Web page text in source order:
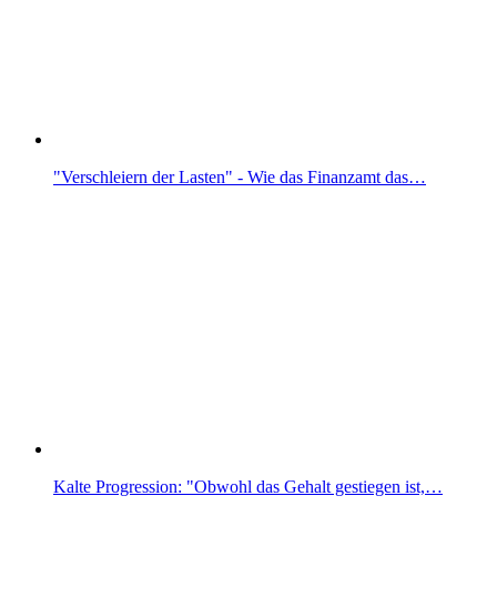
"Verschleiern der Lasten" - Wie das Finanzamt das…
Kalte Progression: "Obwohl das Gehalt gestiegen ist,…